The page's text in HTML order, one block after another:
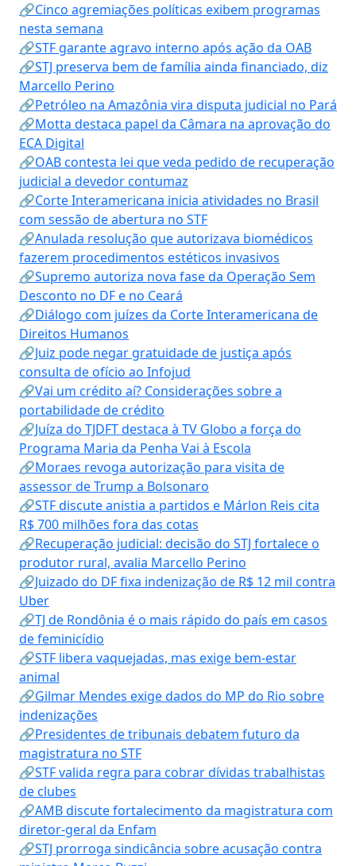
🔗Cinco agremiações políticas exibem programas
nesta semana
🔗STF garante agravo interno após ação da OAB
🔗STJ preserva bem de família ainda financiado, diz
Marcello Perino
🔗Petróleo na Amazônia vira disputa judicial no Pará
🔗Motta destaca papel da Câmara na aprovação do
ECA Digital
🔗OAB contesta lei que veda pedido de recuperação
judicial a devedor contumaz
🔗Corte Interamericana inicia atividades no Brasil
com sessão de abertura no STF
🔗Anulada resolução que autorizava biomédicos
fazerem procedimentos estéticos invasivos
🔗Supremo autoriza nova fase da Operação Sem
Desconto no DF e no Ceará
🔗Diálogo com juízes da Corte Interamericana de
Direitos Humanos
🔗Juiz pode negar gratuidade de justiça após
consulta de ofício ao Infojud
🔗Vai um crédito aí? Considerações sobre a
portabilidade de crédito
🔗Juíza do TJDFT destaca à TV Globo a força do
Programa Maria da Penha Vai à Escola
🔗Moraes revoga autorização para visita de
assessor de Trump a Bolsonaro
🔗STF discute anistia a partidos e Márlon Reis cita
R$ 700 milhões fora das cotas
🔗Recuperação judicial: decisão do STJ fortalece o
produtor rural, avalia Marcello Perino
🔗Juizado do DF fixa indenização de R$ 12 mil contra
Uber
🔗TJ de Rondônia é o mais rápido do país em casos
de feminicídio
🔗STF libera vaquejadas, mas exige bem-estar
animal
🔗Gilmar Mendes exige dados do MP do Rio sobre
indenizações
🔗Presidentes de tribunais debatem futuro da
magistratura no STF
🔗STF valida regra para cobrar dívidas trabalhistas
de clubes
🔗AMB discute fortalecimento da magistratura com
diretor-geral da Enfam
🔗STJ prorroga sindicância sobre acusação contra